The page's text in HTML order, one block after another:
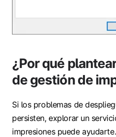
¿Por qué
de gestión de
Si los problemas de
persisten, explorar un
impresiones puede